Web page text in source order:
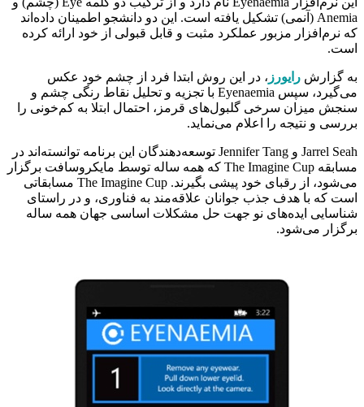
Anemia (آنمی) تشکیل یافته است. این دو دانشجو اطمینان داده‌اند
که نرم‌افزار مزبور عملکرد مثبت و قابل قبولی از خود ارائه کرده
است.
به گزارش رایورز ، در این روش ابتدا فرد از چشم خود عکس
می‌گیرد، سپس Eyenaemia با تجزیه و تحلیل نقاط رنگی چشم و
سنجش میزان سرخی گلبول‌های قرمز، احتمال ابتلا به کم‌خونی را
بررسی و نتیجه را اعلام می‌نماید.
Jarrel Seah و Jennifer Tang توسعه‌دهندگان این برنامه توانسته‌اند در
مسابقه The Imagine Cup که همه ساله توسط مایکروسافت برگزار
می‌‎شود، از رقبای خود پیشی بگیرند. The Imagine Cup مسابقاتی
است که با هدف جذب جوانان علاقه‌مند به فناوری، و در راستای
شناسایی ایده‌های نو جهت حل مشکلات اساسی جهان همه ساله
برگزار می‌شود.